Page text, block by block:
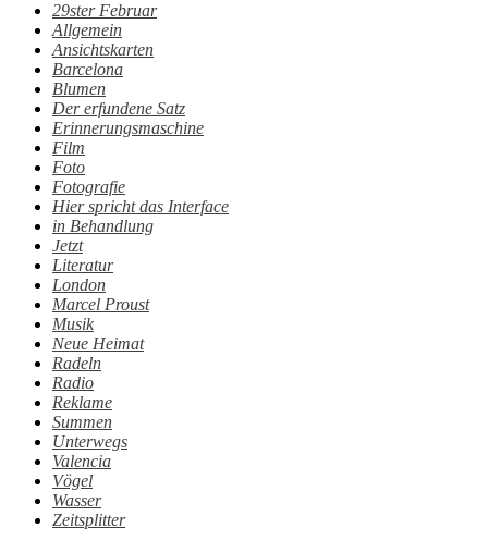
29ster Februar
Allgemein
Ansichtskarten
Barcelona
Blumen
Der erfundene Satz
Erinnerungsmaschine
Film
Foto
Fotografie
Hier spricht das Interface
in Behandlung
Jetzt
Literatur
London
Marcel Proust
Musik
Neue Heimat
Radeln
Radio
Reklame
Summen
Unterwegs
Valencia
Vögel
Wasser
Zeitsplitter